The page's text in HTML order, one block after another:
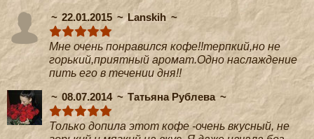
22.01.2015
Lanskih
Мне очень понравился кофе!!терпкий,но не
горький,приятный аромат.Одно наслаждение
пить его в течении дня!!
08.07.2014
Татьяна Рублева
Только допила этот кофе -очень вкусный, не